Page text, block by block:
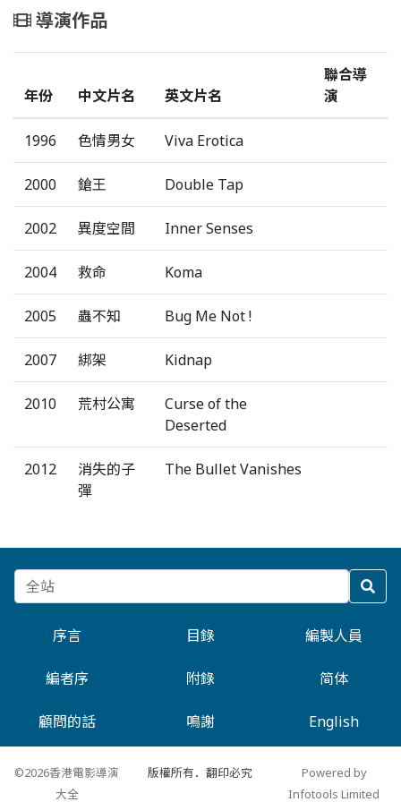
導演作品
年份 中文片名 英文片名
聯合導
演
1996 色情男女 Viva Erotica
2000 鎗王 Double Tap
2002 異度空間 Inner Senses
2004 救命 Koma
2005 蟲不知 Bug Me Not !
2007 綁架 Kidnap
2010 荒村公寓
Curse of the
Deserted
2012
消失的子
彈
The Bullet Vanishes
序言 目錄 編製人員
編者序 附錄 简体
顧問的話 鳴謝 English
©2026香港電影導演
大全
版權所有．翻印必究
Powered by
Infotools Limited